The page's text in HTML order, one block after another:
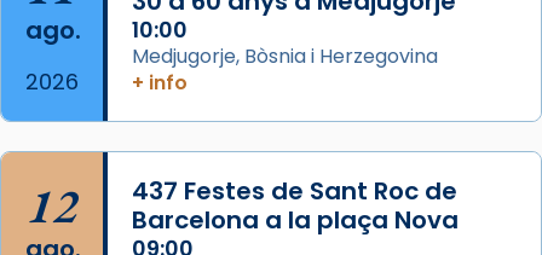
Arquebisbat de Barcelona
2 weeks ago
Acompanyant la història de sant Cugat, a
partir de l’Edat Mitjana sorgeix la tradició
que les santes Juliana (“relatiu a Júlia”) i
ago.
2026
10:00
Medjugorje, Bòsnia i Herzegovina
+ info
12
437 Festes de Sant Roc de
Barcelona a la plaça Nova
09:00